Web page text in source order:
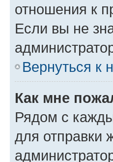
отношения к
Если вы не
Вернуться к
Как мне
Рядом с
для отправки